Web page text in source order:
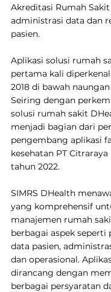
Akreditasi Rumah
administrasi data dan
pasien.
Aplikasi solusi rumah
pertama kali
2018 di bawah
Seiring dengan
solusi rumah sakit
menjadi bagian dari
pengembang aplikasi
kesehatan PT
tahun 2022.
SIMRS DHealth
yang komprehensif
manajemen rumah
berbagai aspek seperti
data pasien,
dan operasional.
dirancang dengan
berbagai persyaratan